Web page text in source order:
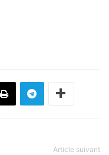
Article suivant